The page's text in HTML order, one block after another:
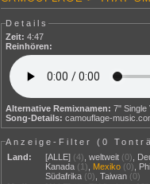
Details
Zeit: 4:47
Reinhören:
Alternative Remixnamen:
Song-Details: camouflage-
Anzeige-Filter (0
Land:
[ALLE] (4) ,weltweit (0)
Kanada (1) Mexiko (0)
Südafrika (0) ,Taiwan (0)